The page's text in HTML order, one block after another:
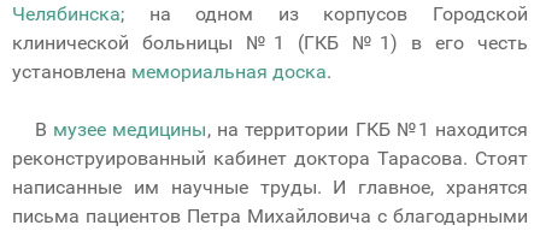
Челябинска; на одном из корпусов Городской
клинической больницы №1 (ГКБ №1) в его честь
установлена мемориальная доска.
В музее медицины, на территории ГКБ №1 находится
реконструированный кабинет доктора Тарасова. Стоят
написанные им научные труды. И главное, хранятся
письма пациентов Петра Михайловича с благодарными